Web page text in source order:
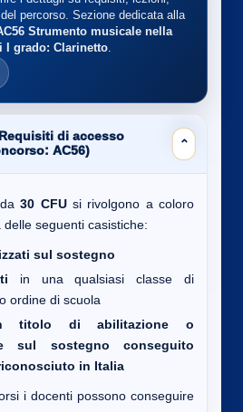
percorso. Sezione dedicata alla
Strumento musicale nella
I grado: Clarinetto
di accesso
AC56)
⌄
da30 CFUsi rivolgono a coloro
seguenti casistiche:
sul sostegno
in una qualsiasi classe di
ordine di scuola
titolo di abilitazione o
sul sostegno conseguito
in Italia
i docenti possono conseguire